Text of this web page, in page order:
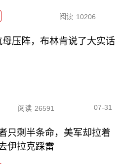
阅读 10206
压阵，布林肯说了大实话
阅读 26591 07-31
只剩半条命，美军却拉着
伊拉克踩雷